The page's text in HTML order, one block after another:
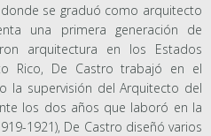
se graduó como arquitecto
una primera generación de
arquitectura en los Estados
Rico, De Castro trabajó en el
la supervisión del Arquitecto del
los dos años que laboró en la
1921), De Castro diseñó varios